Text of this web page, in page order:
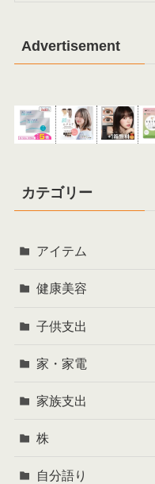
Advertisement
カテゴリー
アイテム
健康美容
子供支出
家・家電
家族支出
株
自分語り